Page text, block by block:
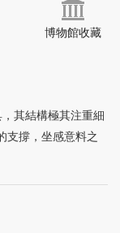
博物館收藏
其結構極其注重細
支撐，坐感意料之